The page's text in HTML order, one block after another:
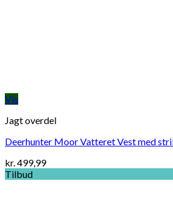
Vis
Jagt overdel
Deerhunter Moor Vatteret Vest med
kr.499,99
Tilbud